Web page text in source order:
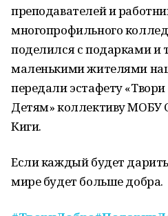
преподавателей и
многопрофильного
поделился с подарками и
маленькими жителями
передали эстафету
Детям» коллективу МОБУ
Киги.
Если каждый будет
мире будет больше добра.